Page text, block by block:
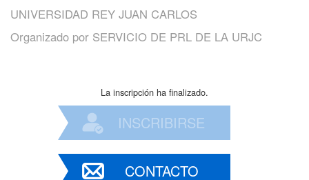
UNIVERSIDAD REY JUAN CARLOS
Organizado por SERVICIO DE PRL DE LA URJC
La inscripción ha finalizado.
INSCRIBIRSE
CONTACTO